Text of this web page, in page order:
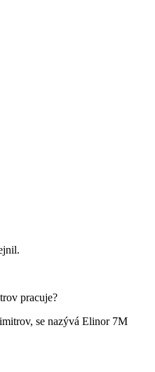
pracuje?
se nazývá Elinor 7M